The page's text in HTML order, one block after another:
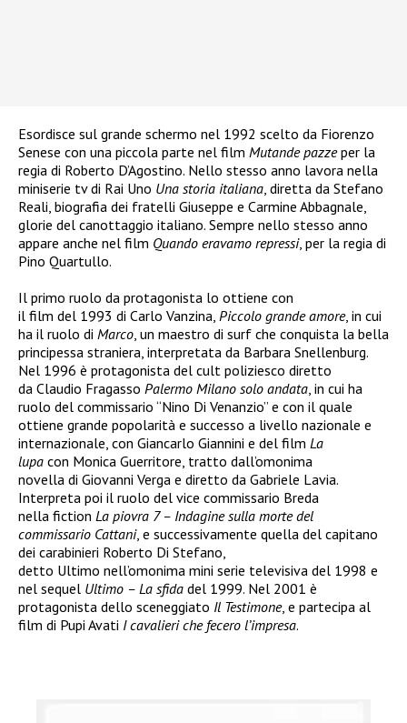
Esordisce sul grande schermo nel 1992 scelto da Fiorenzo
Senese con una piccola parte nel film Mutande pazzeper la
regia di Roberto D’Agostino. Nello stesso anno lavora nella
miniserie tv di Rai Uno Una storia italiana , diretta da Stefano
Reali, biografia dei fratelli Giuseppe e Carmine Abbagnale,
glorie del canottaggio italiano. Sempre nello stesso anno
appare anche nel film Quando eravamo repressi, per la regia di
Pino Quartullo.
Il primo ruolo da protagonista lo ottiene con
il film del 1993 di Carlo Vanzina, Piccolo grande amore, in cui
ha il ruolo di Marco , un maestro di surf che conquista la bella
principessa straniera, interpretata da Barbara Snellenburg.
Nel 1996 è protagonista del cult poliziesco diretto
da Claudio Fragasso Palermo Milano solo andata , in cui ha
ruolo del commissario “Nino Di Venanzio” e con il quale
ottiene grande popolarità e successo a livello nazionale e
internazionale, con Giancarlo Giannini e del film La
lupa con Monica Guerritore, tratto dall’omonima
novella di Giovanni Verga e diretto da Gabriele Lavia.
Interpreta poi il ruolo del vice commissario Breda
nella fiction La piovra 7 – Indagine sulla morte del
commissario Cattani, e successivamente quella del capitano
dei carabinieri Roberto Di Stefano,
detto Ultimo nell’omonima mini serie televisiva del 1998 e
nel sequel Ultimo – La sfida del 1999. Nel 2001 è
protagonista dello sceneggiato Il Testimone, e partecipa al
film di Pupi Avati I cavalieri che fecero l’impresa.